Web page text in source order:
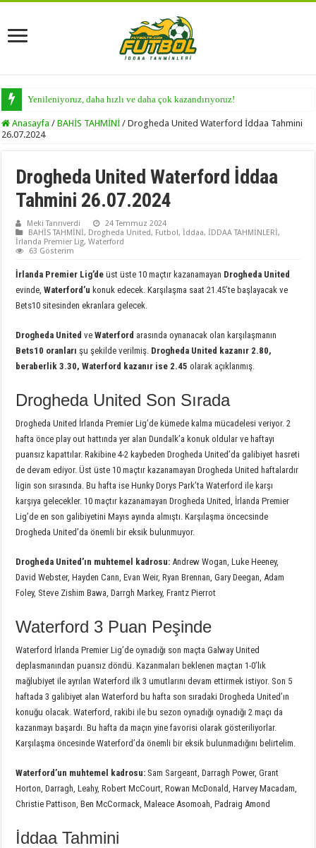
Yenileniyoruz, daha hızlı ve daha çok kazandırıyoruz!
Anasayfa / BAHİS TAHMİNİ / Drogheda United Waterford İddaa Tahmini
26.07.2024
Drogheda United Waterford İddaa
Tahmini 26.07.2024
Meki Tanrıverdi
24 Temmuz 2024
BAHİS TAHMİNİ, Drogheda United, Futbol,İddaa,İDDAA TAHMİNLERİ,
İrlanda Premier Lig,Waterford
63 Gösterim
İrlanda Premier Lig’de üst üste 10 maçtır kazanamayan Drogheda United
evinde,Waterford’u konuk edecek. Karşılaşma saat 21.45’te başlayacak ve
Bets10 sitesinden ekranlara gelecek.
Drogheda United veWaterford arasında oynanacak olan karşılaşmanın
Bets10 oranlarışu şekilde verilmiş. Drogheda United kazanır 2.80,
beraberlik 3.30, Waterford kazanır ise 2.45 olarak açıklanmış.
Drogheda United Son Sırada
Drogheda United İrlanda Premier Lig’de kümede kalma mücadelesi veriyor. 2
hafta önce play out hattında yer alan Dundalk’a konuk oldular ve haftayı
puansız kapattılar. Rakibine 4-2 kaybeden Drogheda United’da galibiyet hasreti
de devam ediyor. Üst üste 10 maçtır kazanamayan Drogheda United haftalardır
ligin son sırasında. Bu hafta ise Hunky Dorys Park’ta Waterford ile karşı
karşıya gelecekler. 10 maçtır kazanamayan Drogheda United, İrlanda Premier
Lig’de en son galibiyetini Mayıs ayında almıştı. Karşılaşma öncecsinde
Drogheda United’da önemli bir eksik bulunmuyor.
Drogheda United’ın muhtemel kadrosu: Andrew Wogan, Luke Heeney,
David Webster, Hayden Cann, Evan Weir, Ryan Brennan, Gary Deegan, Adam
Foley, Steve Zishim Bawa, Darrgh Markey, Frantz Pierrot
Waterford 3 Puan Peşinde
Waterford İrlanda Premier Lig’de oynadığı son maçta Galway United
deplasmanından puansız döndü. Kazanmaları beklenen maçtan 1-0’lık
mağlubiyet ile ayrılan Waterford ilk 3 umutlarını devam ettirmek istiyor. Son 5
haftada 3 galibiyet alan Waterford bu hafta son sıradaki Drogheda United’ın
konuğu olacak. Waterford, rakibi ile bu sezon oynadığı oynadığı 2 maçı da
kazanmayı başardı. Bu hafta da maçın yine favorisi olarak gösteriliyorlar.
Karşılaşma öncesinde Waterford’da önemli bir eksik bulunmadığını belirtelim.
Waterford’un muhtemel kadrosu: Sam Sargeant, Darragh Power, Grant
Horton, Darragh, Leahy, Robert McCourt, Rowan McDonald, Harvey Macadam,
Christie Pattison, Ben McCormack, Maleace Asomoah, Padraig Amond
İddaa Tahmini